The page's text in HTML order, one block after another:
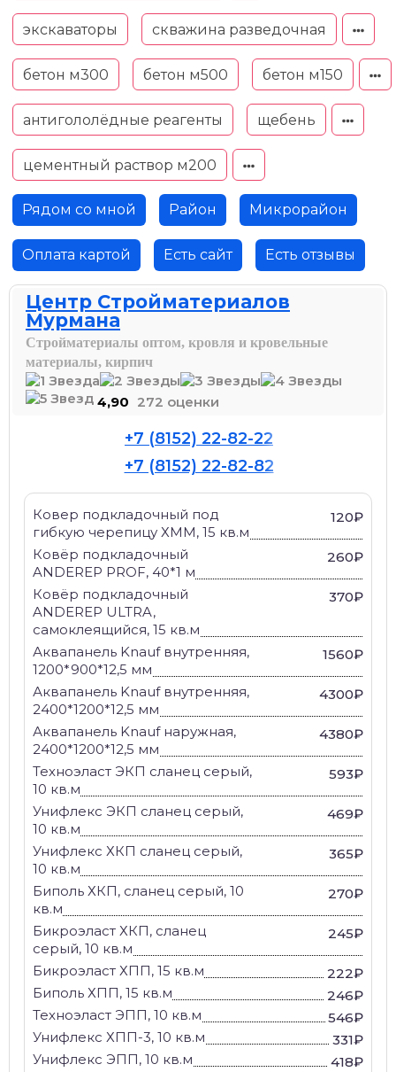
экскаваторы скважина разведочная
бетон м300 бетон м500 бетон м150
антигололёдные реагенты щебень
цементный раствор м200
Рядом со мной Район Микрорайон
Оплата картой Есть сайт Есть отзывы
Центр Стройматериалов
Мурмана
Стройматериалы оптом, кровля и кровельные
материалы, кирпич
4,90 272 оценки
+7 (8152) 22-82-22
+7 (8152) 22-82-82
Ковер подкладочный под
гибкую черепицу ХММ, 15 кв.м
120₽
Ковёр подкладочный
ANDEREP PROF, 40*1 м
260₽
Ковёр подкладочный
ANDEREP ULTRA,
самоклеящийся, 15 кв.м
370₽
Аквапанель Knauf внутренняя,
1200*900*12,5 мм
1560₽
Аквапанель Knauf внутренняя,
2400*1200*12,5 мм
4300₽
Аквапанель Knauf наружная,
2400*1200*12,5 мм
4380₽
Техноэласт ЭКП сланец серый,
10 кв.м
593₽
Унифлекс ЭКП сланец серый,
10 кв.м
469₽
Унифлекс ХКП сланец серый,
10 кв.м
365₽
Биполь ХКП, сланец серый, 10
кв.м
270₽
Бикроэласт ХКП, сланец
серый, 10 кв.м
245₽
Бикроэласт ХПП, 15 кв.м
222₽
Биполь ХПП, 15 кв.м
246₽
Техноэласт ЭПП, 10 кв.м
546₽
Унифлекс ХПП-3, 10 кв.м
331₽
Унифлекс ЭПП, 10 кв.м
418₽